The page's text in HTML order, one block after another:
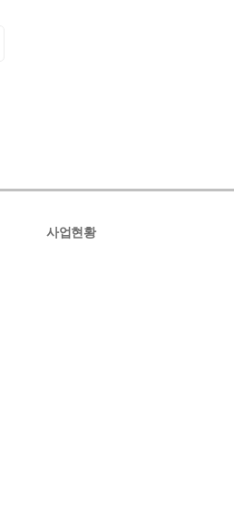
사업현황